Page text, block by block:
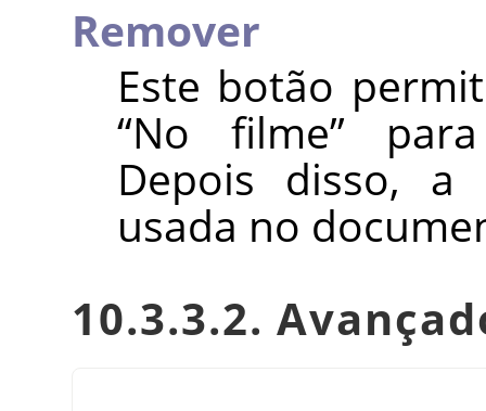
Remover
Este botão
“No filme”
Depois disso, a
usada no
10.3.3.2.